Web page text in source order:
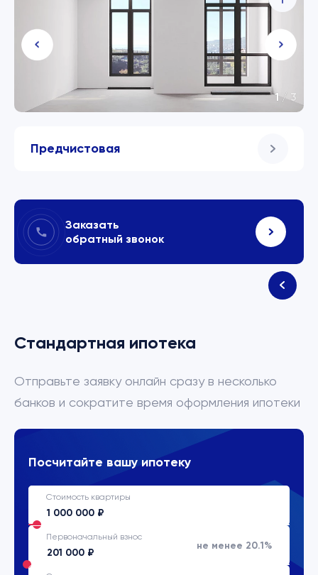
Предчистовая
1 /3
Заказать
обратный звонок
Стандартная ипотека
Отправьте заявку онлайн сразу в несколько
банков и сократите время оформления ипотеки
Посчитайте вашу ипотеку
Стоимость квартиры
Первоначальный взнос
не менее 20.1%